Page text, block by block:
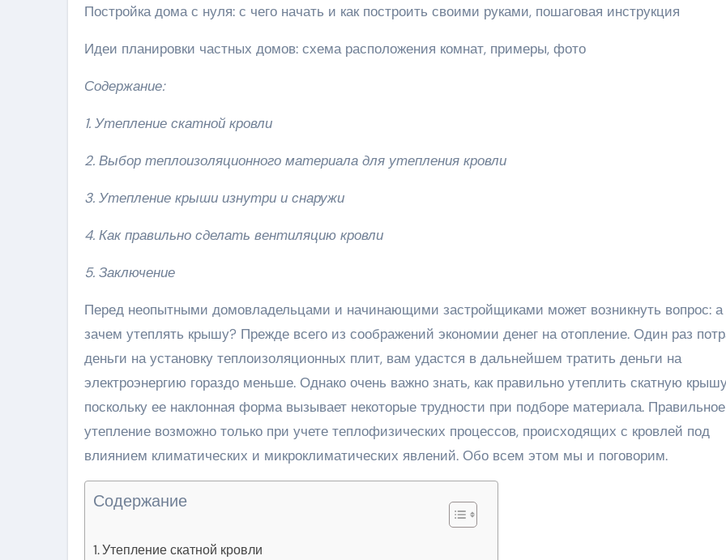
Постройка дома с нуля: с чего начать и как построить своими руками, пошаговая инструкция
Идеи планировки частных домов: схема расположения комнат, примеры, фото
Содержание:
1. Утепление скатной кровли
2. Выбор теплоизоляционного материала для утепления кровли
3. Утепление крыши изнутри и снаружи
4. Как правильно сделать вентиляцию кровли
5. Заключение
Перед неопытными домовладельцами и начинающими застройщиками может возникнуть вопрос: а
зачем утеплять крышу? Прежде всего из соображений экономии денег на отопление. Один раз
деньги на установку теплоизоляционных плит, вам удастся в дальнейшем тратить деньги на
электроэнергию гораздо меньше. Однако очень важно знать, как правильно утеплить скатную
поскольку ее наклонная форма вызывает некоторые трудности при подборе материала. Правильное
утепление возможно только при учете теплофизических процессов, происходящих с кровлей под
влиянием климатических и микроклиматических явлений. Обо всем этом мы и поговорим.
Содержание
Утепление скатной кровли